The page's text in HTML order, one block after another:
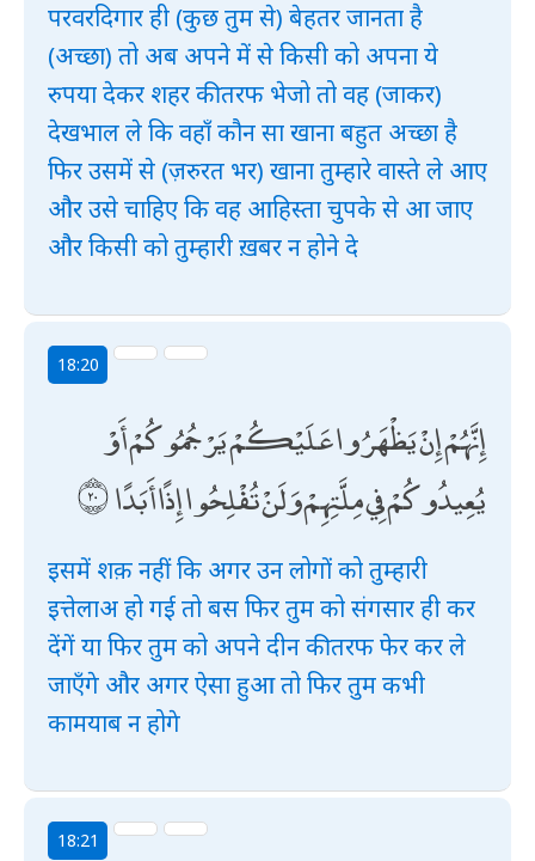
परवरदिगार ही (कुछ तुम से) बेहतर जानता है
(अच्छा) तो अब अपने में से किसी को अपना ये
रुपया देकर शहर की तरफ भेजो तो वह (जाकर)
देखभाल ले कि वहाँ कौन सा खाना बहुत अच्छा है
फिर उसमें से (ज़रुरत भर) खाना तुम्हारे वास्ते ले आए
और उसे चाहिए कि वह आहिस्ता चुपके से आ जाए
और किसी को तुम्हारी ख़बर न होने दे
18:20
إِنَّهُمْ إِنْ يَظْهَرُوا عَلَيْكُمْ يَرْجُمُوكُمْ أَوْ
يُعِيدُوكُمْ فِي مِلَّتِهِمْ وَلَنْ تُفْلِحُوا إِذًا أَبَدًا
इसमें शक़ नहीं कि अगर उन लोगों को तुम्हारी
इत्तेलाअ हो गई तो बस फिर तुम को संगसार ही कर
देंगें या फिर तुम को अपने दीन की तरफ फेर कर ले
जाएँगे और अगर ऐसा हुआ तो फिर तुम कभी
कामयाब न होगे
18:21